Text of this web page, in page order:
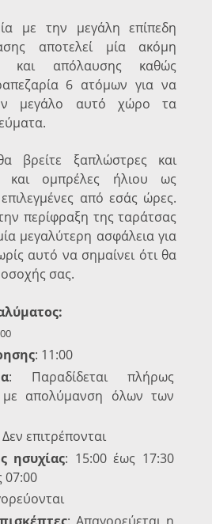
με την μεγάλη επίπεδη
αποτελεί μία ακόμη
και απόλαυσης καθώς
6 ατόμων για να
μεγάλο αυτό χώρο τα
βρείτε ξαπλώστρες και
και ομπρέλες ήλιου ως
από εσάς ώρες.
περίφραξη της ταράτσας
μεγαλύτερη ασφάλεια για
αυτό να σημαίνει ότι θα
σας.
: 11:00
: Παραδίδεται πλήρως
με απολύμανση όλων των
Δεν επιτρέπονται
ησυχίας: 15:00 έως 17:30
07:00